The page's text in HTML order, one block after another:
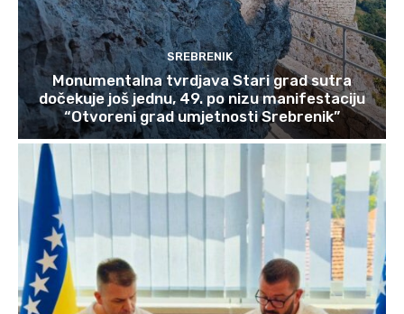
SREBRENIK
Monumentalna tvrdjava Stari grad sutra
dočekuje još jednu, 49. po nizu manifestaciju
“Otvoreni grad umjetnosti Srebrenik”